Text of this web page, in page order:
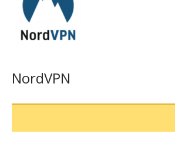
NordVPN